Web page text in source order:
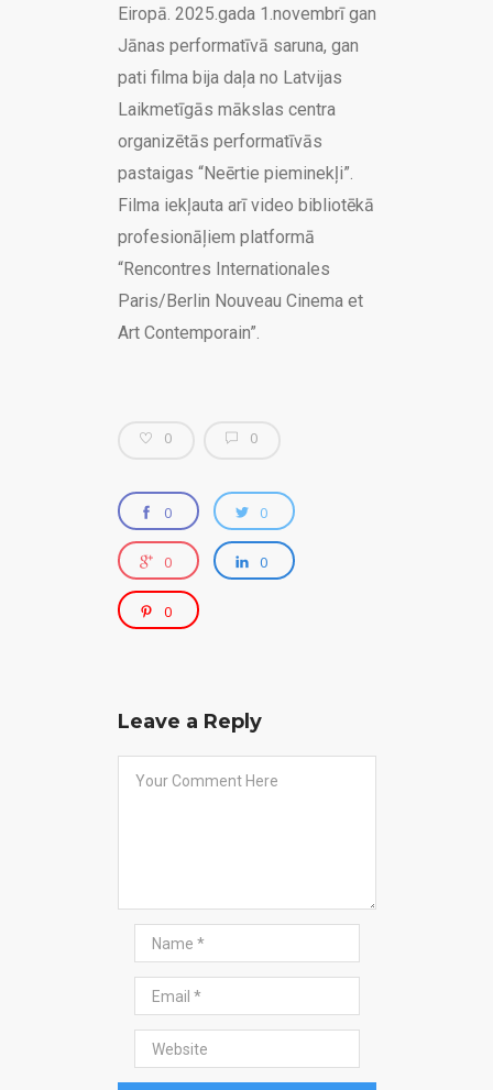
Eiropā. 2025.gada 1.novembrī gan
Jānas performatīvā saruna, gan
pati filma bija daļa no Latvijas
Laikmetīgās mākslas centra
organizētās performatīvās
pastaigas “Neērtie pieminekļi”.
Filma iekļauta arī video bibliotēkā
profesionāļiem platformā
“Rencontres Internationales
Paris/Berlin Nouveau Cinema et
Art Contemporain”.
0 0
0 0
0 0
0
Leave a Reply